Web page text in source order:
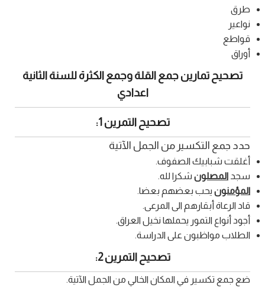
طرق
نواعير
قواطع
أوراق
تصحيح تمارين جمع القلة وجمع الكثرة للسنة الثانية
اعدادي
تصحيح التمرين 1:
حدد جمع التكسير من الجمل الآتية
أغلقت شبابيك الصفوف.
سجد المصلون شكرا لله.
المؤمنون يحب بعضهم بعضا.
قاد الرعاة أبقارهم الى المرعى.
أجود أنواع التمور يحملها نخيل العراق.
الطلاب مواظبون على الدراسة.
تصحيح التمرين 2:
ضع جمع تكسير في المكان الخالي من الجمل الآتية.